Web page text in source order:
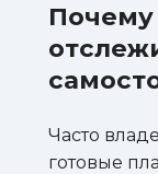
Почему
Часто
готовые